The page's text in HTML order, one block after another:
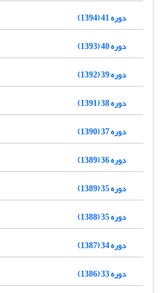
دوره 41 (1394)
دوره 40 (1393)
دوره 39 (1392)
دوره 38 (1391)
دوره 37 (1390)
دوره 36 (1389)
دوره 35 (1389)
دوره 35 (1388)
دوره 34 (1387)
دوره 33 (1386)